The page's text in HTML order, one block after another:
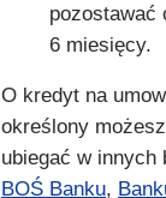
pozostawać
6 miesięcy.
O kredyt na
określony
ubiegać w innych
BOŚ Banku,